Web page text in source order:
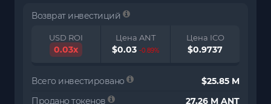
Возврат инвестиций
USD ROI
0.03x
Цена ANT
$0.03 -0.89%
Цена ICO
$0.9737
Всего инвестировано
$25.85 M
Продано токенов
27.26 M ANT